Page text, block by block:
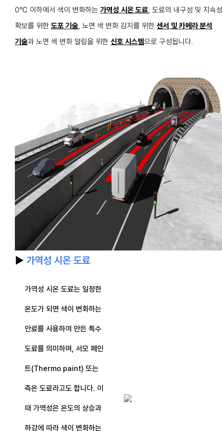
0℃ 이하에서 색이 변화하는 가역성 시온 도료, 도료의 내구성 및 지속성
확보를 위한 도포 기술, 노면 색 변화 감지를 위한 센서 및카메라 분석
기술과 노면 색 변화 알림을 위한 신호 시스템으로 구성됩니다.
▶ 가역성 시온 도료
가역성 시온 도료는 일정한
온도가 되면 색이 변화하는
안료를 사용하여 만든 특수
도료를 의미하며, 서모 페인
트(Thermo paint) 또는
측온 도료라고도 합니다. 이
때 가역성은 온도의 상승과
하강에 따라 색이 변화하는